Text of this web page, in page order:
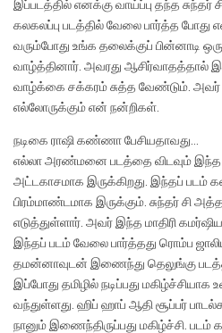
இப்படத்தில் எனக்கு வாய்ப்பு தந்த சுந்தர்
கலகலப்பு படத்தில் வேலை பார்த்த
வரும்போது உங்க தலைக்குப் பின்னாடி
வாழ்த்தினார். அவரது ஆசிர்வாதத்தால்
வாழ்க்கை சக்கரம் சுத்த வேண்டும். அவர்
எல்லோருக்கும் என் நன்றிகள்.
நடிகை ராஷி கண்ணா பேசியதாவது…
எல்லா அரண்மனை படத்தை விடவும் இந்த
அட்டகாசமாக இருக்கிறது. இந்தப் படம்
பிரம்மாண்டமாக இருக்கும். சுந்தர் சி
எடுத்துள்ளார். அவர் இந்த மாதிரி
இந்தப் படம் வேலை பார்த்தது ரொம்ப
தமன்னாவுடன் இணைந்து தெலுங்கு
இப்போது தமிழில் நடிப்பது
வந்துள்ளது. ஹிப் ஹாப் ஆதி சூப்பர்
நானும் இணைந்திருப்பது மகிழ்ச்சி.